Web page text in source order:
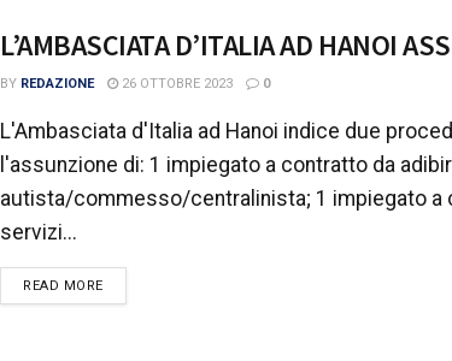
L’AMBASCIATA D’ITALIA AD HANOI
BY REDAZIONE 26 OTTOBRE 2023 0
L'Ambasciata d'Italia ad Hanoi indice due
l'assunzione di: 1 impiegato a contratto da
autista/commesso/centralinista; 1 impiegato a
servizi...
READ MOREDETAILS